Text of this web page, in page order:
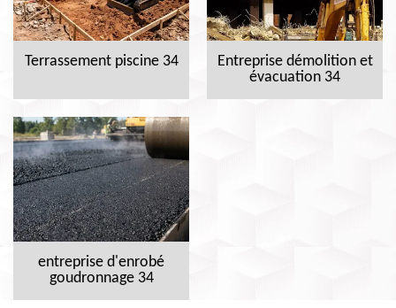
Terrassement piscine 34
Entreprise démolition et
évacuation 34
entreprise d'enrobé
goudronnage 34